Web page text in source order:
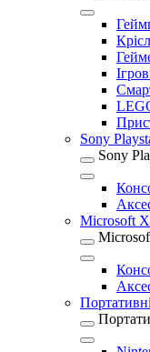
Sony
Sony
Microsoft